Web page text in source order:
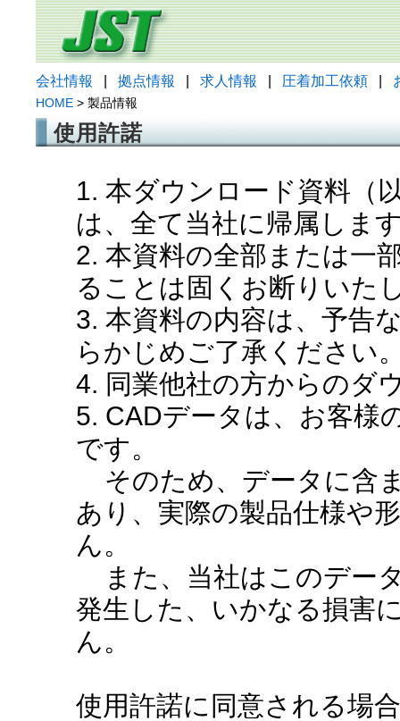
会社情報 拠点情報 求人情報 圧着加工依頼
HOME > 製品情報
使用許諾
1. 本ダウンロード資料（
は、全て当社に帰属しま
2. 本資料の全部または一
ることは固くお断りいた
3. 本資料の内容は、予告
らかじめご了承ください
4. 同業他社の方からのダ
5. CADデータは、お客様
です。
そのため、データに含
あり、実際の製品仕様や
ん。
また、当社はこのデー
発生した、いかなる損害
ん。
使用許諾に同意される場